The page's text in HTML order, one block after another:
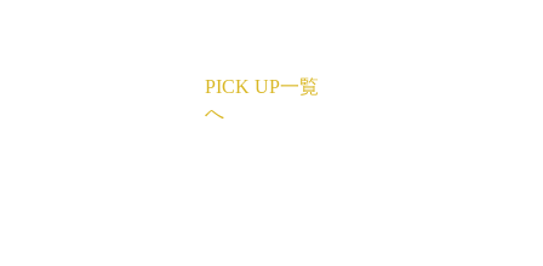
PICK UP一覧
へ